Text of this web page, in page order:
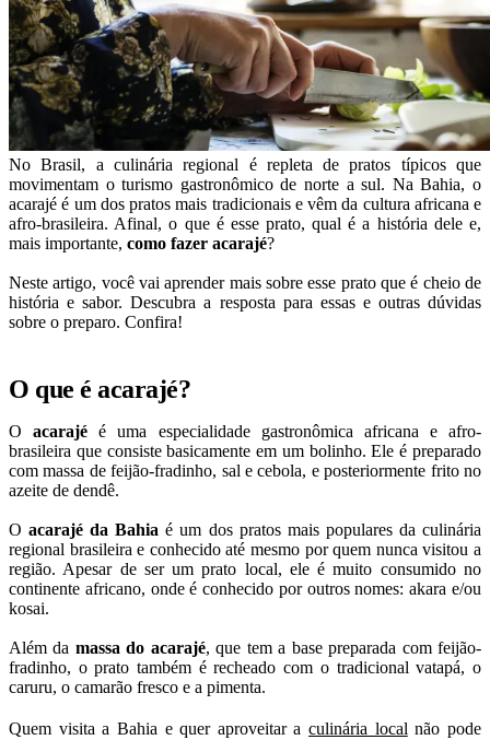
No Brasil, a culinária regional é repleta de pratos típicos que
movimentam o turismo gastronômico de norte a sul. Na Bahia, o
acarajé é um dos pratos mais tradicionais e vêm da cultura africana e
afro-brasileira. Afinal, o que é esse prato, qual é a história dele e,
mais importante, como fazer acarajé?
Neste artigo, você vai aprender mais sobre esse prato que é cheio de
história e sabor. Descubra a resposta para essas e outras dúvidas
sobre o preparo. Confira!
O que é acarajé?
Oacarajéé uma especialidade gastronômica africana e afro-
brasileira que consiste basicamente em um bolinho. Ele é preparado
com massa de feijão-fradinho, sal e cebola, e posteriormente frito no
azeite de dendê.
Oacarajé da Bahia é um dos pratos mais populares da culinária
regional brasileira e conhecido até mesmo por quem nunca visitou a
região. Apesar de ser um prato local, ele é muito consumido no
continente africano, onde é conhecido por outros nomes: akara e/ou
kosai.
Além da massa do acarajé, que tem a base preparada com feijão-
fradinho, o prato também é recheado com o tradicional vatapá, o
caruru, o camarão fresco e a pimenta.
Quem visita a Bahia e quer aproveitar aculinária local não pode